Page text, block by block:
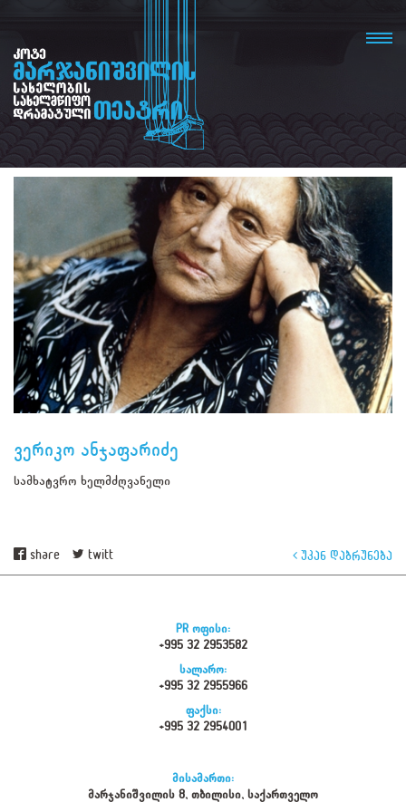
ვერიკო ანჯაფარიძე
სამხატვრო ხელმძღვანელი
share twitt უკან დაბრუნება
PR ოფისი:
+995 32 2953582
სალარო:
+995 32 2955966
ფაქსი:
+995 32 2954001
მისამართი:
მარჯანიშვილის 8, თბილისი, საქართველო